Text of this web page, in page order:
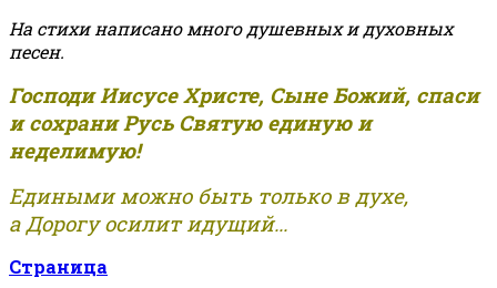
На стихи написано много душевных и духовных
песен.
Господи Иисусе Христе, Сыне Божий, спаси
и сохрани Русь Святую единую и
неделимую!
Едиными можно быть только в духе,
а Дорогу осилит идущий...
Страница